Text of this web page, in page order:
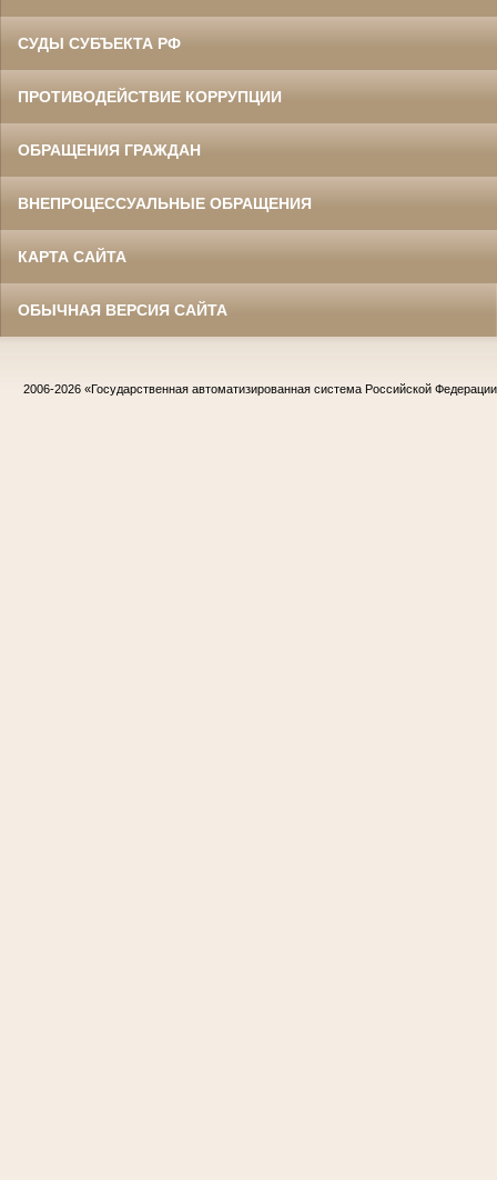
СУДЫ СУБЪЕКТА РФ
ПРОТИВОДЕЙСТВИЕ КОРРУПЦИИ
ОБРАЩЕНИЯ ГРАЖДАН
ВНЕПРОЦЕССУАЛЬНЫЕ ОБРАЩЕНИЯ
КАРТА САЙТА
ОБЫЧНАЯ ВЕРСИЯ САЙТА
2006-2026 «Государственная автоматизированная система Российской